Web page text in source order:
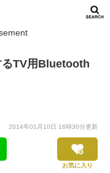
るTV用Bluetooth
2014年01月10日 16時30分更新
お気に入り